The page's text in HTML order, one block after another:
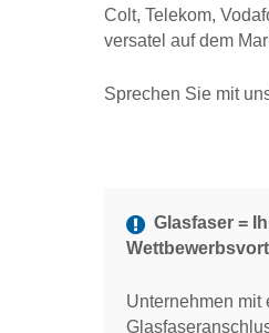
Colt, Telekom,
versatel auf dem
Sprechen Sie mit
Glasfaser =
Unternehmen mit